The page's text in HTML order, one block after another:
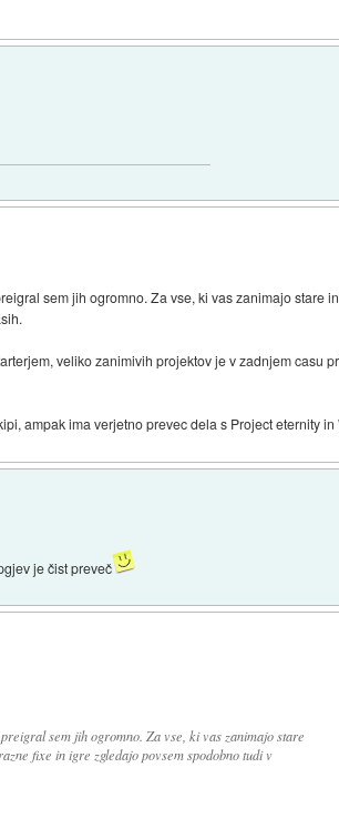
sem jih ogromno. Za vse, ki vas zanimajo stare
veliko zanimivih projektov je v zadnjem casu
ampak ima verjetno prevec dela s Project eternity
je čist preveč
sem jih ogromno. Za vse, ki vas zanimajo stare
fixe in igre zgledajo povsem spodobno tudi v